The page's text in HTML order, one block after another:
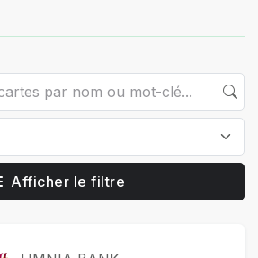
Afficher le filtre